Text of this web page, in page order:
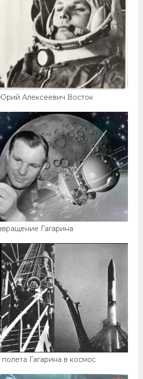
Алексеевич Восток
Гагарина
Гагарина в космос